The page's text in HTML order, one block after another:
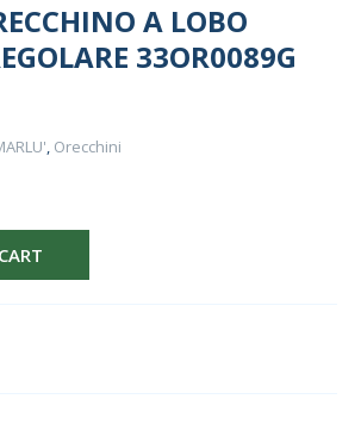
A LOBO
33OR0089G
, Orecchini